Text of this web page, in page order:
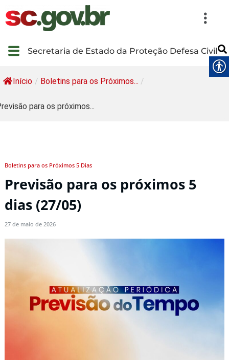
Secretaria de Estado da Proteção Defesa Civil
Início / Boletins para os Próximos... /
para os próximos...
Boletins para os Próximos 5 Dias
Previsão para os próximos 5
dias (27/05)
27 de maio de 2026